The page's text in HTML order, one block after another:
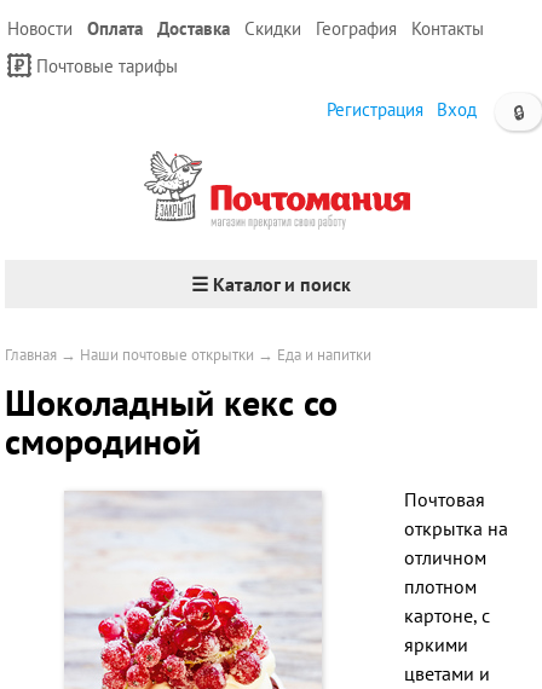
Новости Оплата Доставка Скидки География
Контакты
Почтовые тарифы
🔒
Регистрация Вход
☰ Каталог и поиск
Главная → Наши почтовые открытки → Еда и напитки
Шоколадный кекс со
смородиной
Почтовая
открытка на
отличном
плотном
картоне, с
яркими
цветами и